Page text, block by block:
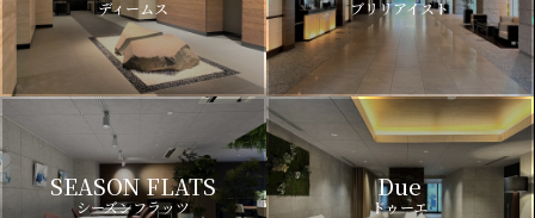
ディームス ブリリアイスト
SEASON FLATS
シーズンフラッツ
Due
ドゥーエ